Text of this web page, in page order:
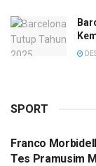
SPORT
Franco
Tes Pramusim